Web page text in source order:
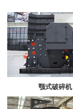
颚式破碎机